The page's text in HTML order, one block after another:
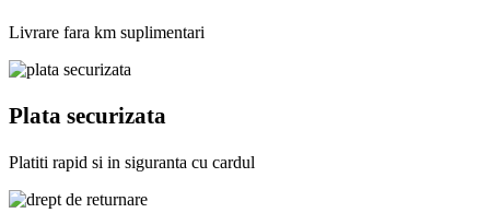
Livrare fara km suplimentari
Plata securizata
Platiti rapid si in siguranta cu cardul